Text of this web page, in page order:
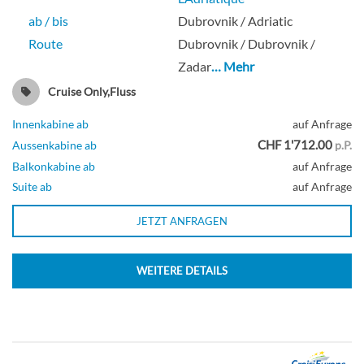
LOWER DECK 2 SEPARABLE BEDS-
WINDOW CAT B-[B_GLS_PIH]
Deck Sun
ab / bis
Dubrovnik / Adriatic
Route
Dubrovnik / Dubrovnik /
Zadar… Mehr
Cruise Only,Fluss
Innenkabine ab
auf Anfrage
Aussenkabine ab
CHF 1'712.00 p.P.
Balkonkabine ab
auf Anfrage
Suite ab
auf Anfrage
JETZT ANFRAGEN
WEITERE DETAILS